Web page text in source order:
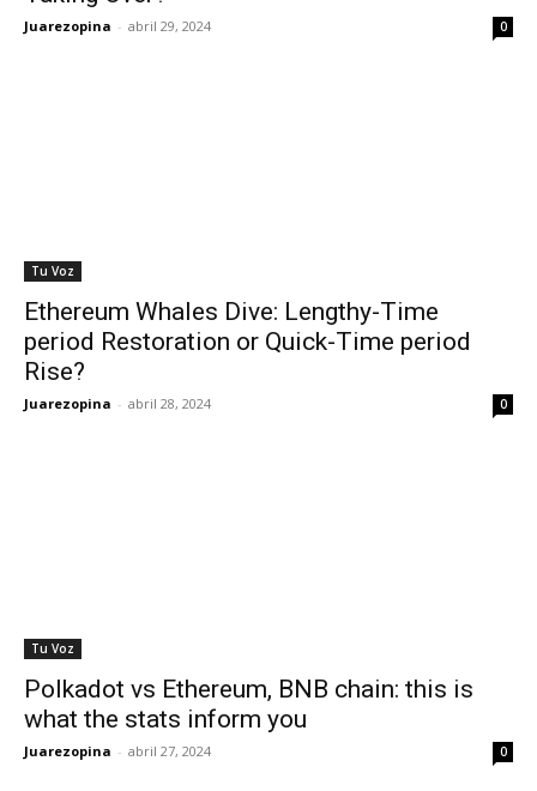
Juarezopina - abril 29, 2024 0
Tu Voz
Ethereum Whales Dive: Lengthy-Time
period Restoration or Quick-Time period
Rise?
Juarezopina - abril 28, 2024 0
Tu Voz
Polkadot vs Ethereum, BNB chain: this is
what the stats inform you
Juarezopina - abril 27, 2024 0